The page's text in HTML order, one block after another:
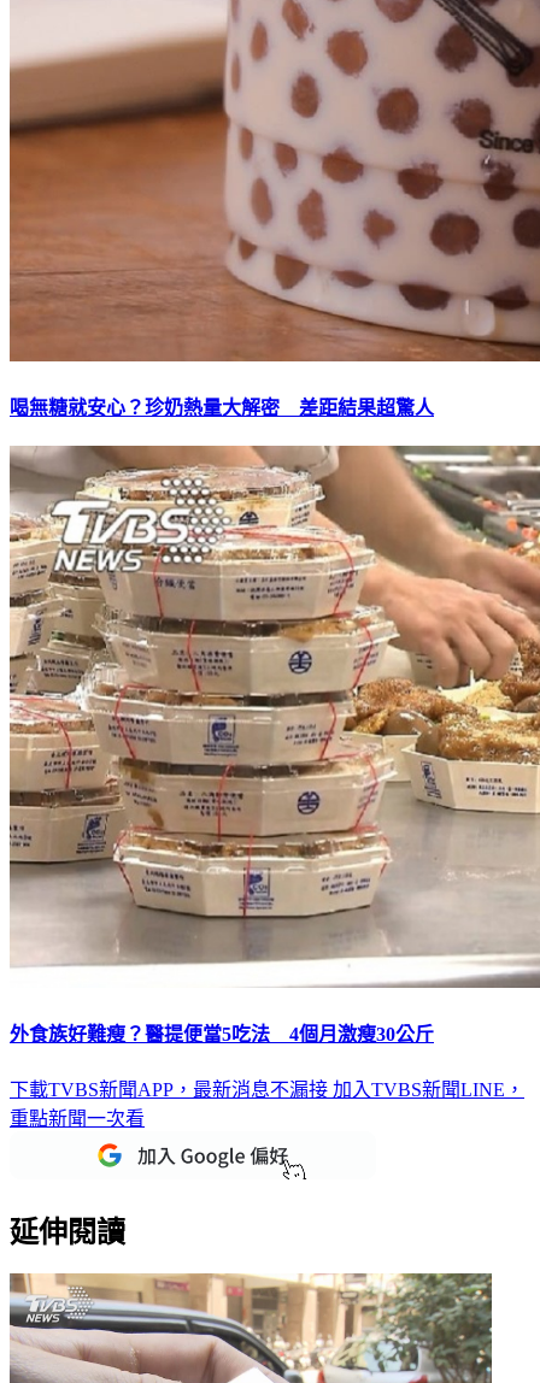
喝無糖就安心？珍奶熱量大解密 差距結果超驚人
外食族好難瘦？醫提便當5吃法 4個月激瘦30公斤
下載TVBS新聞APP，最新消息不漏接 加入TVBS新聞LINE，
重點新聞一次看
延伸閱讀